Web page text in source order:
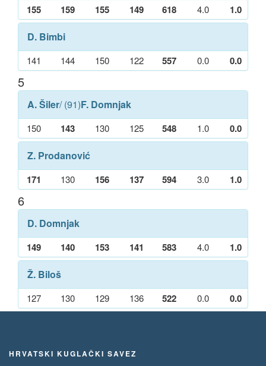
155 159 155 149 618 4.0 1.0
D. Bimbi
141 144 150 122 557 0.0 0.0
5
A. Šiler/ (91)F. Domnjak
150 143 130 125 548 1.0 0.0
Z. Prodanović
171 130 156 137 594 3.0 1.0
6
D. Domnjak
149 140 153 141 583 4.0 1.0
Ž. Biloš
127 130 129 136 522 0.0 0.0
HRVATSKI KUGLAČKI SAVEZ